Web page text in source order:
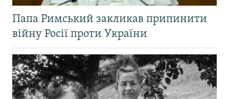
Папа Римський закликав припинити
війну Росії проти України